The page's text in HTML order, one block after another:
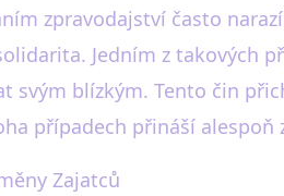
Telefony
min čtení · Autor: Eva Bílá
zpravodajství často
Jedním z takových
svým blízkým. Tento čin
případech přináší alespoň
Zajatců